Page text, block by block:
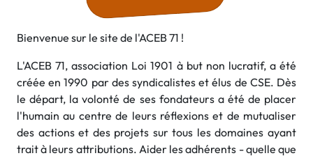
Bienvenue sur le site de l'ACEB 71 !
L'ACEB 71, association Loi 1901 à but non lucratif, a été
créée en 1990 par des syndicalistes et élus de CSE. Dès
le départ, la volonté de ses fondateurs a été de placer
l'humain au centre de leurs réflexions et de mutualiser
des actions et des projets sur tous les domaines ayant
trait à leurs attributions. Aider les adhérents - quelle que